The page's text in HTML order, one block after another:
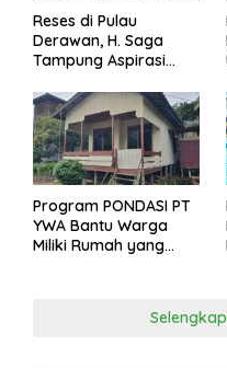
Reses di Pulau
Derawan, H. Saga
Tampung Aspirasi
Masyarakat Bijak
Sikapi Efisiensi
Anggaran
Program PONDASI PT
YWA Bantu Warga
Miliki Rumah yang